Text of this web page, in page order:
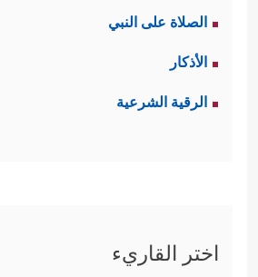
الصلاة على النبي
الأذكار
الرقية الشرعية
اختر القاريء